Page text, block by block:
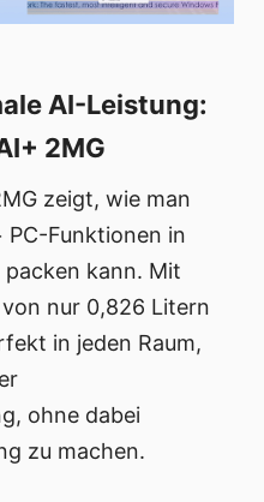
AI-Leistung:
2MG
zeigt, wie man
Funktionen in
kann. Mit
nur 0,826 Litern
in jeden Raum,
ohne dabei
zu machen.